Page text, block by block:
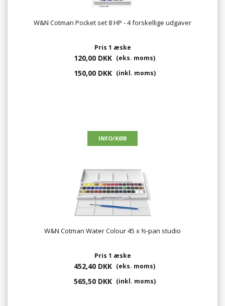
W&N Cotman Pocket set 8 HP - 4 forskellige udgaver
Pris 1 æske
120,00 DKK (eks. moms)
150,00 DKK (inkl. moms)
W&N Cotman Water Colour 45 x ½-pan studio
Pris 1 æske
452,40 DKK (eks. moms)
565,50 DKK (inkl. moms)